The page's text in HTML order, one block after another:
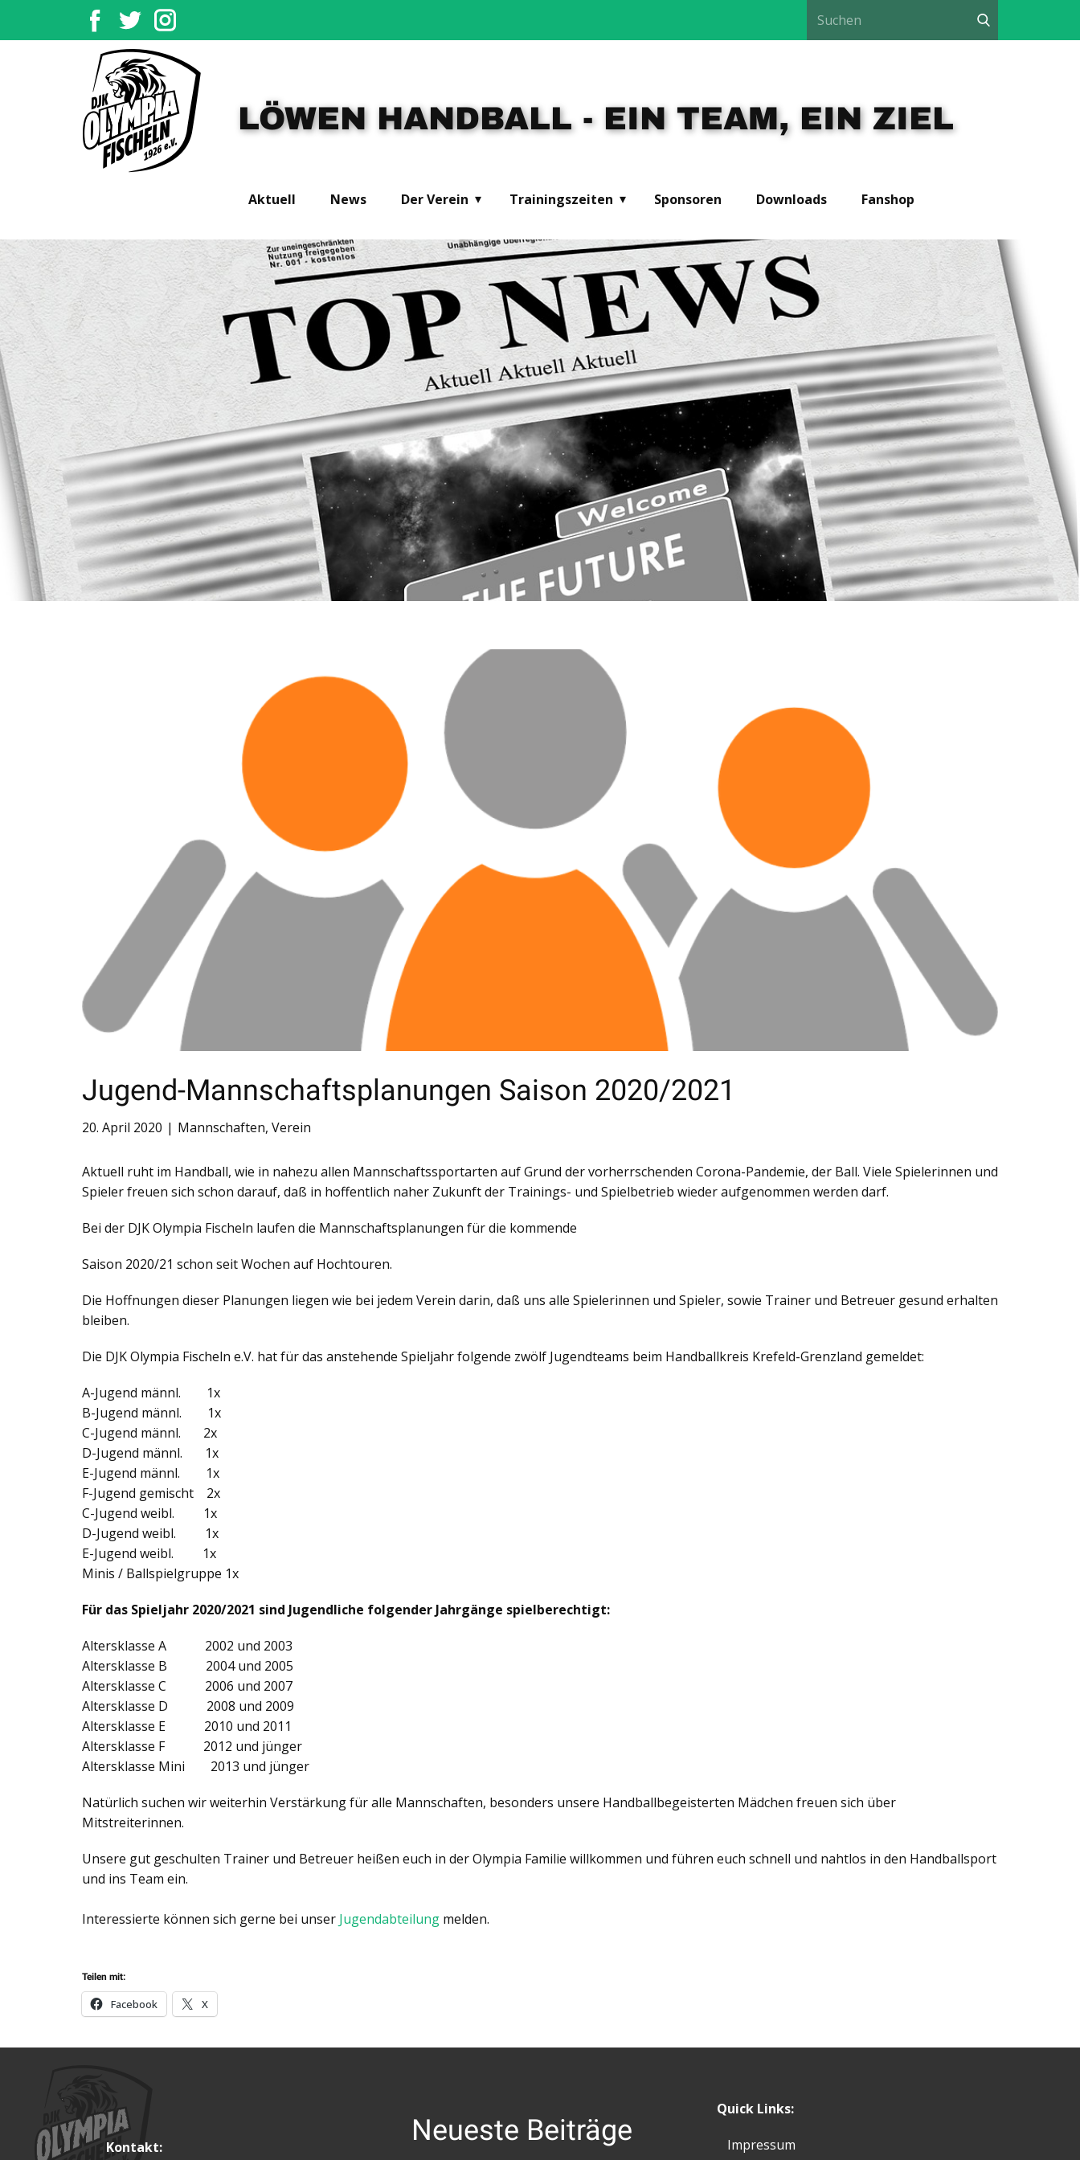
LÖWEN HANDBALL - EIN TEAM, EIN ZIEL
Aktuell News Der Verein Trainingszeiten Sponsoren Downloads Fanshop
Jugend-Mannschaftsplanungen Saison 2020/2021
20. April 2020 Mannschaften, Verein
Aktuell ruht im Handball, wie in nahezu allen Mannschaftssportarten auf Grund der vorherrschenden Corona-Pandemie, der Ball. Viele Spielerinnen und
Spieler freuen sich schon darauf, daß in hoffentlich naher Zukunft der Trainings- und Spielbetrieb wieder aufgenommen werden darf.
Bei der DJK Olympia Fischeln laufen die Mannschaftsplanungen für die kommende
Saison 2020/21 schon seit Wochen auf Hochtouren.
Die Hoffnungen dieser Planungen liegen wie bei jedem Verein darin, daß uns alle Spielerinnen und Spieler, sowie Trainer und Betreuer gesund erhalten
bleiben.
Die DJK Olympia Fischeln e.V. hat für das anstehende Spieljahr folgende zwölf Jugendteams beim Handballkreis Krefeld-Grenzland gemeldet:
A-Jugend männl. 1x
B-Jugend männl. 1x
C-Jugend männl. 2x
D-Jugend männl. 1x
E-Jugend männl. 1x
F-Jugend gemischt 2x
C-Jugend weibl. 1x
D-Jugend weibl. 1x
E-Jugend weibl. 1x
Minis / Ballspielgruppe 1x
Für das Spieljahr 2020/2021 sind Jugendliche folgender Jahrgänge spielberechtigt:
Altersklasse A 2002 und 2003
Altersklasse B 2004 und 2005
Altersklasse C 2006 und 2007
Altersklasse D 2008 und 2009
Altersklasse E 2010 und 2011
Altersklasse F 2012 und jünger
Altersklasse Mini 2013 und jünger
Natürlich suchen wir weiterhin Verstärkung für alle Mannschaften, besonders unsere Handballbegeisterten Mädchen freuen sich über
Mitstreiterinnen.
Unsere gut geschulten Trainer und Betreuer heißen euch in der Olympia Familie willkommen und führen euch schnell und nahtlos in den Handballsport
und ins Team ein.
Interessierte können sich gerne bei unser Jugendabteilung melden.
Teilen mit:
Facebook X
Kontakt:
Neueste Beiträge
Quick Links:
Impressum